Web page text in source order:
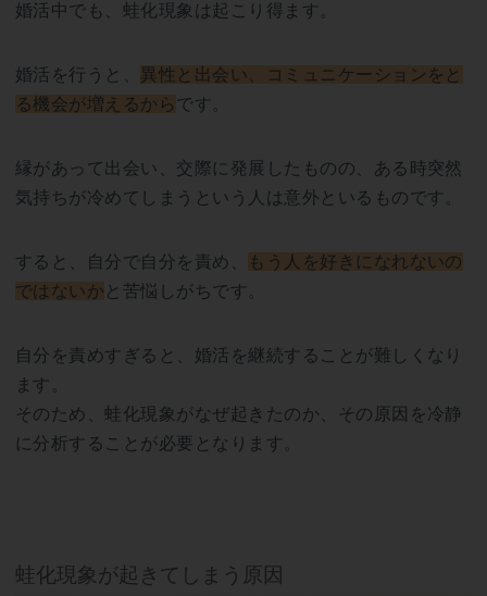
婚活中でも、蛙化現象は起こり得ます。
婚活を行うと、
異性と出会い、コミュニケーションをと
る機会が増えるから です。
縁があって出会い、交際に発展したものの、ある時突然
気持ちが冷めてしまうという人は意外といるものです。
すると、自分で自分を責め、
もう人を好きになれないの
ではないか と苦悩しがちです。
自分を責めすぎると、婚活を継続することが難しくなり
ます。
そのため、蛙化現象がなぜ起きたのか、その原因を冷静
に分析することが必要となります。
蛙化現象が起きてしまう原因